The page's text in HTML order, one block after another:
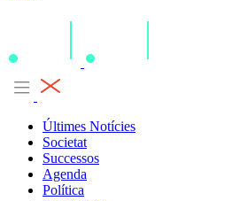
Últimes Notícies
Societat
Successos
Agenda
Política